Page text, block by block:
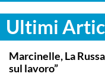
Ultimi
ITALPRESS
Marcinelle, La
sul lavoro”